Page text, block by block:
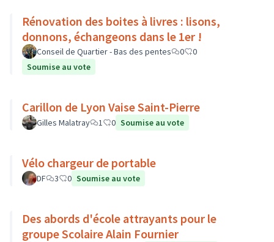
Rénovation des boites à livres : lisons,
donnons, échangeons dans le 1er !
Conseil de Quartier - Bas des pentes 0
0
Soumise au vote
Carillon de Lyon Vaise Saint-Pierre
Gilles Malatray 1 0 Soumise au vote
Vélo chargeur de portable
DF 3 0 Soumise au vote
Des abords d'école attrayants pour le
groupe Scolaire Alain Fournier